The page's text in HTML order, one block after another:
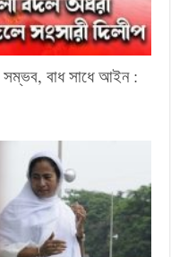
সম্ভব, বাধ সাধে আইন :